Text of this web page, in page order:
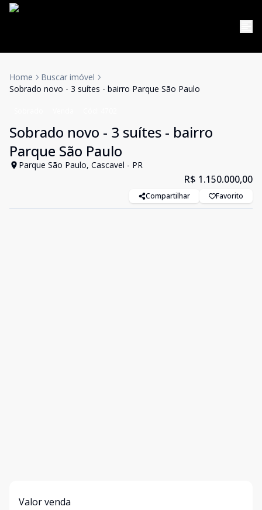
Home
Buscar imóvel
Sobrado novo - 3 suítes - bairro Parque São Paulo
Sobrado novo - 3 suítes - bairro
Parque São Paulo
Parque São Paulo, Cascavel - PR
R$ 1.150.000,00
Compartilhar Favorito
Valor venda